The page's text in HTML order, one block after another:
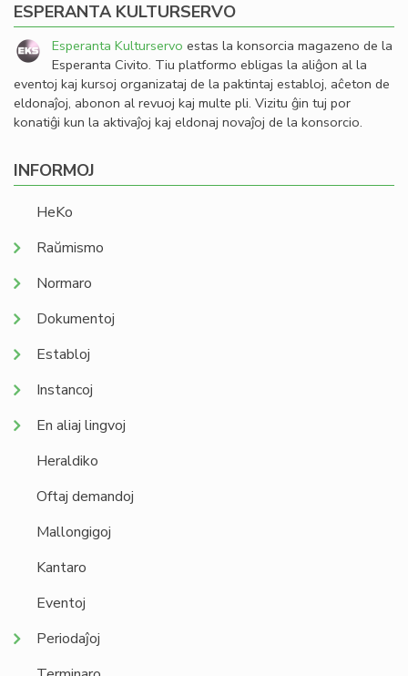
ESPERANTA KULTURSERVO
Esperanta Kulturservo estas la konsorcia magazeno de la
Esperanta Civito. Tiu platformo ebligas la aliĝon al la
eventoj kaj kursoj organizataj de la paktintaj establoj, aĉeton de
eldonaĵoj, abonon al revuoj kaj multe pli. Vizitu ĝin tuj por
konatiĝi kun la aktivaĵoj kaj eldonaj novaĵoj de la konsorcio.
INFORMOJ
HeKo
Raŭmismo
Normaro
Dokumentoj
Establoj
Instancoj
En aliaj lingvoj
Heraldiko
Oftaj demandoj
Mallongigoj
Kantaro
Eventoj
Periodaĵoj